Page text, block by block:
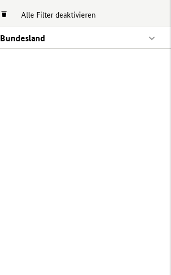
Alle Filter deaktivieren
Bundesland